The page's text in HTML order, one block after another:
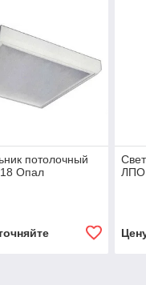
потолочный
Опал
ЛПО